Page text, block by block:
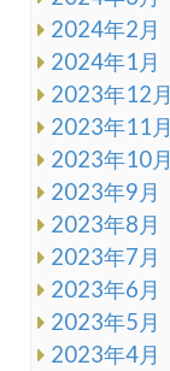
2024年2月
2024年1月
2023年12月
2023年11月
2023年10月
2023年9月
2023年8月
2023年7月
2023年6月
2023年5月
2023年4月